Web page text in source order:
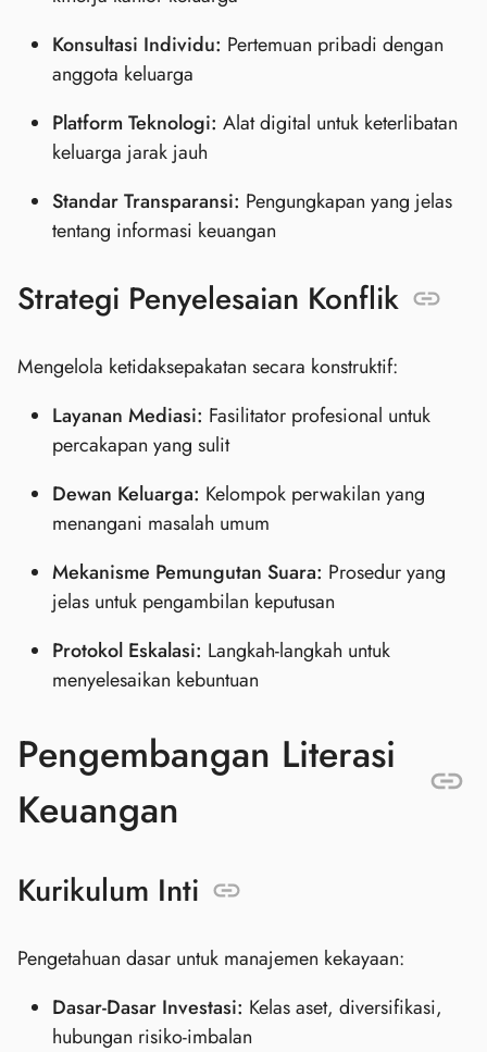
Konsultasi Individu: Pertemuan pribadi dengan
anggota keluarga
Platform Teknologi: Alat digital untuk keterlibatan
keluarga jarak jauh
Standar Transparansi: Pengungkapan yang jelas
tentang informasi keuangan
Strategi Penyelesaian Konflik
Mengelola ketidaksepakatan secara konstruktif:
Layanan Mediasi: Fasilitator profesional untuk
percakapan yang sulit
Dewan Keluarga: Kelompok perwakilan yang
menangani masalah umum
Mekanisme Pemungutan Suara: Prosedur yang
jelas untuk pengambilan keputusan
Protokol Eskalasi: Langkah-langkah untuk
menyelesaikan kebuntuan
Pengembangan Literasi
Keuangan
Kurikulum Inti
Pengetahuan dasar untuk manajemen kekayaan:
Dasar-Dasar Investasi: Kelas aset, diversifikasi,
hubungan risiko-imbalan